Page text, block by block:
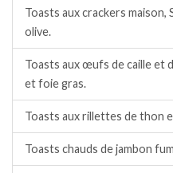
Toasts aux crackers
olive.
Toasts aux œufs de caille et
et foie gras.
Toasts aux rillettes de thon
Toasts chauds de jambon